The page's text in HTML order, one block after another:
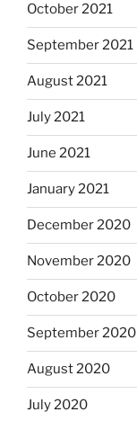
October 2021
September 2021
August 2021
July 2021
June 2021
January 2021
December 2020
November 2020
October 2020
September 2020
August 2020
July 2020